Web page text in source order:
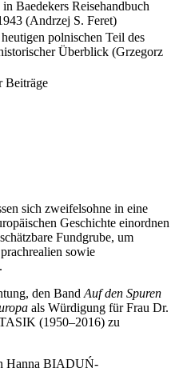
Baedekers Reisehandbuch
(Andrzej S. Feret)
polnischen Teil des
Überblick (Grzegorz
Beiträge
sich zweifelsohne in eine
Geschichte einordnen
Fundgrube, um
sowie
den Band Auf den Spuren
als Würdigung für Frau Dr.
(1950–2016) zu
Hanna BIADUŃ-